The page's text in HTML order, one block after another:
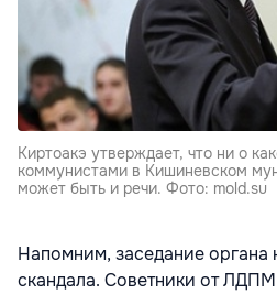
Киртоакэ утверждает, что ни о
коммунистами в Кишиневском
может быть и речи. Фото: mold.su
Напомним, заседание органа
скандала. Советники от